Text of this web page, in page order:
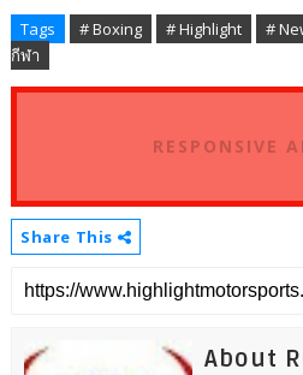
Tags # Boxing # Highlight #
กีฬา
RESPONSIVE
Share This
About